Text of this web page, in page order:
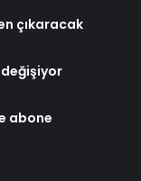
çıkaracak
abone